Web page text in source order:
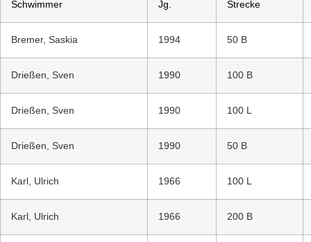
Schwimmer Jg. Strecke
Bremer, Saskia 1994 50 B
Drießen, Sven 1990 100 B
Drießen, Sven 1990 100 L
Drießen, Sven 1990 50 B
Karl, Ulrich 1966 100 L
Karl, Ulrich 1966 200 B